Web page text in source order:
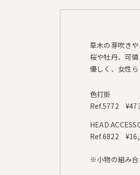
草木の芽吹き
桜や牡丹、可
優しく、女性ら
色打掛
Ref.5772
HEAD
Ref.6822
※小物の組み合